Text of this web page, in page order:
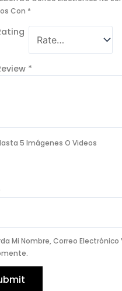
Con *
*
5 Imágenes O Videos
Mi Nombre, Correo Electrónico